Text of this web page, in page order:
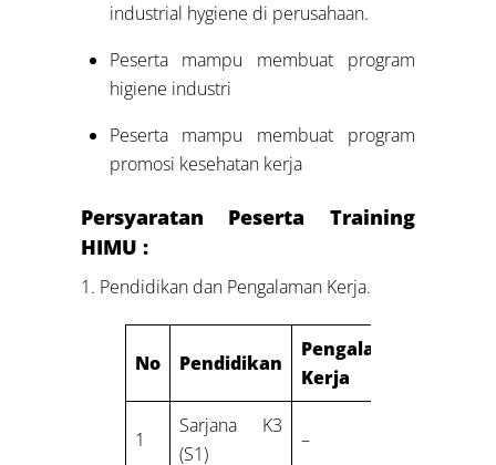
industrial hygiene di perusahaan.
Peserta mampu membuat program
higiene industri
Peserta mampu membuat program
promosi kesehatan kerja
Persyaratan Peserta Training
HIMU :
1. Pendidikan dan Pengalaman Kerja.
No Pendidikan
Pengalaman
Kerja
1
Sarjana K3
(S1)
–